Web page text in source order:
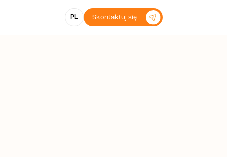
PL Skontaktuj się